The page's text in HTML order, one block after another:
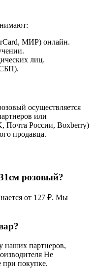
МИР) онлайн.
лиц.
осуществляется
или
Почта России, Boxberry)
продавца.
розовый?
от 127 ₽. Мы
наших партнеров,
Не
при покупке.